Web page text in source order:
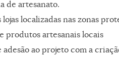
de artesanato.
localizadas nas zonas
produtos artesanais locais
ao projeto com a